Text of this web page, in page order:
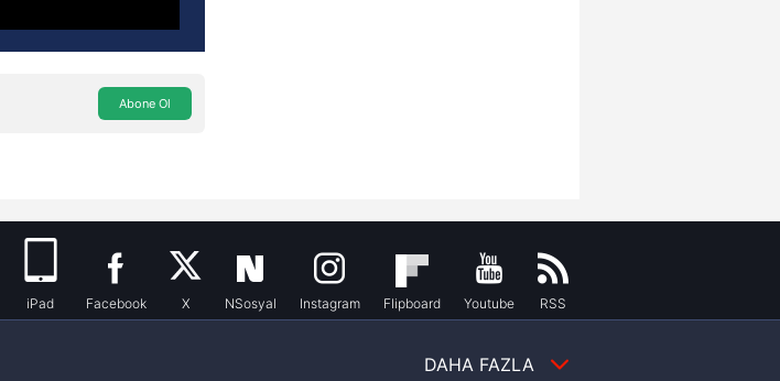
Abone Ol
iPad Facebook X NSosyal Instagram Flipboard Youtube RSS
DAHA FAZLA